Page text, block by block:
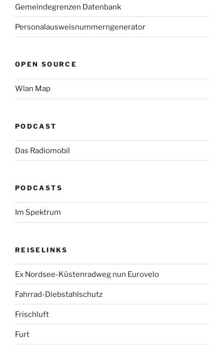
Gemeindegrenzen Datenbank
Personalausweisnummerngenerator
OPEN SOURCE
Wlan Map
PODCAST
Das Radiomobil
PODCASTS
Im Spektrum
REISELINKS
Ex Nordsee-Küstenradweg nun Eurovelo
Fahrrad-Diebstahlschutz
Frischluft
Furt